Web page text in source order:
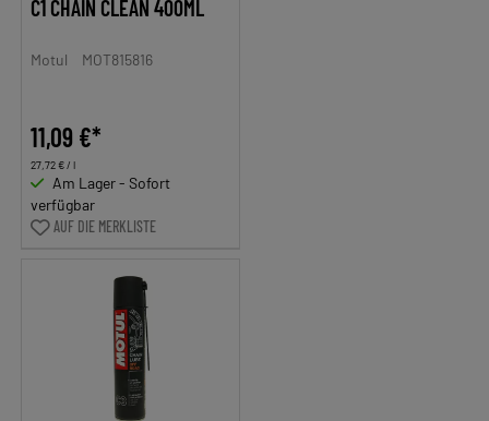
C1 CHAIN CLEAN 400ML
Motul MOT815816
11,09 €*
27,72 € / l
Am Lager - Sofort
verfügbar
AUF DIE MERKLISTE